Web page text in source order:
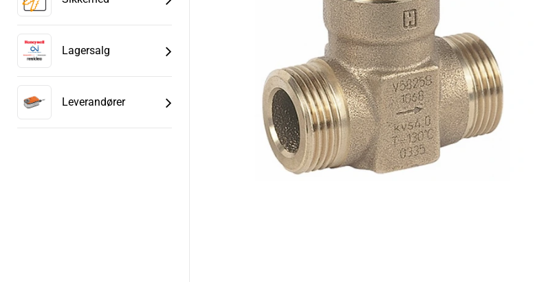
Lagersalg
Leverandører